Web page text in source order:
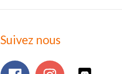
Suivez nous